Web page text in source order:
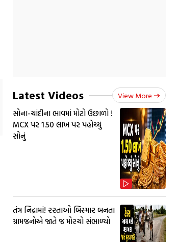
Latest Videos View More
સોના-ચાંદીના ભાવમાં મોટો ઉછાળો !
MCX પર ₹1.50 લાખ પર પહોચ્યું
સોનું
તંત્ર નિદ્રામાં! રસ્તાઓ બિસ્માર બનતા
ગ્રામજનોએ જાતે જ મોરચો સંભાળ્યો